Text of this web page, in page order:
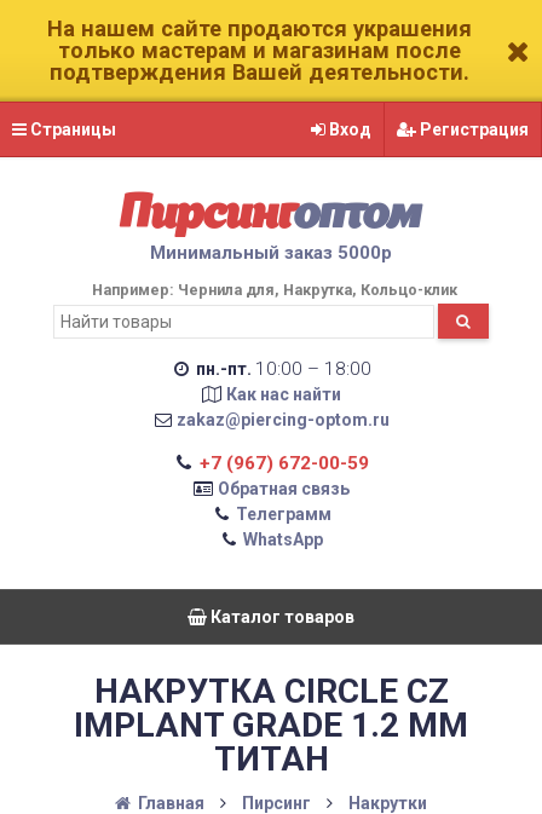
На нашем сайте продаются украшения
только мастерам и магазинам после
подтверждения Вашей деятельности.
Страницы Вход Регистрация
Пирсингоптом
Минимальный заказ 5000р
Например: Чернила для Накрутка Кольцо-клик
пн.-пт. 10:00 – 18:00
Как нас найти
zakaz@piercing-optom.ru
+7 (967) 672-00-59
Обратная связь
Телеграмм
WhatsApp
Каталог товаров
НАКРУТКА CIRCLE CZ
IMPLANT GRADE 1.2 ММ
ТИТАН
Главная Пирсинг
Накрутки